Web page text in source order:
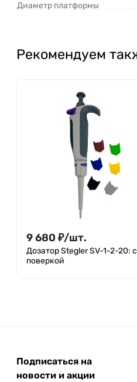
Диаметр платформы
Рекомендуем
9 680 ₽/шт.
Дозатор Stegler SV-1-2-20: с
поверкой
Подписаться на
новости и акции